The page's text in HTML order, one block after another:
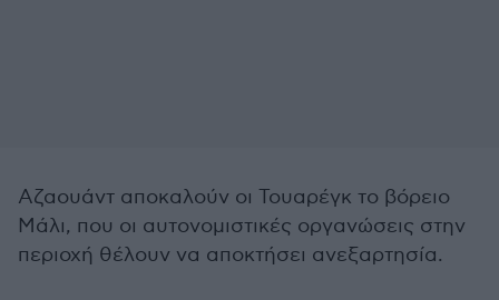
Αζαουάντ αποκαλούν οι Τουαρέγκ το βόρειο
Μάλι, που οι αυτονομιστικές οργανώσεις στην
περιοχή θέλουν να αποκτήσει ανεξαρτησία.